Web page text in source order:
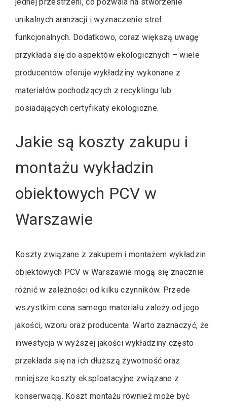
unikalnych aranżacji i wyznaczenie stref
funkcjonalnych. Dodatkowo, coraz większą uwagę
przykłada się do aspektów ekologicznych – wiele
producentów oferuje wykładziny wykonane z
materiałów pochodzących z recyklingu lub
posiadających certyfikaty ekologiczne.
Jakie są koszty zakupu i
montażu wykładzin
obiektowych PCV w
Warszawie
Koszty związane z zakupem i montażem wykładzin
obiektowych PCV w Warszawie mogą się znacznie
różnić w zależności od kilku czynników. Przede
wszystkim cena samego materiału zależy od jego
jakości, wzoru oraz producenta. Warto zaznaczyć, że
inwestycja w wyższej jakości wykładziny często
przekłada się na ich dłuższą żywotność oraz
mniejsze koszty eksploatacyjne związane z
konserwacją. Koszt montażu również może być